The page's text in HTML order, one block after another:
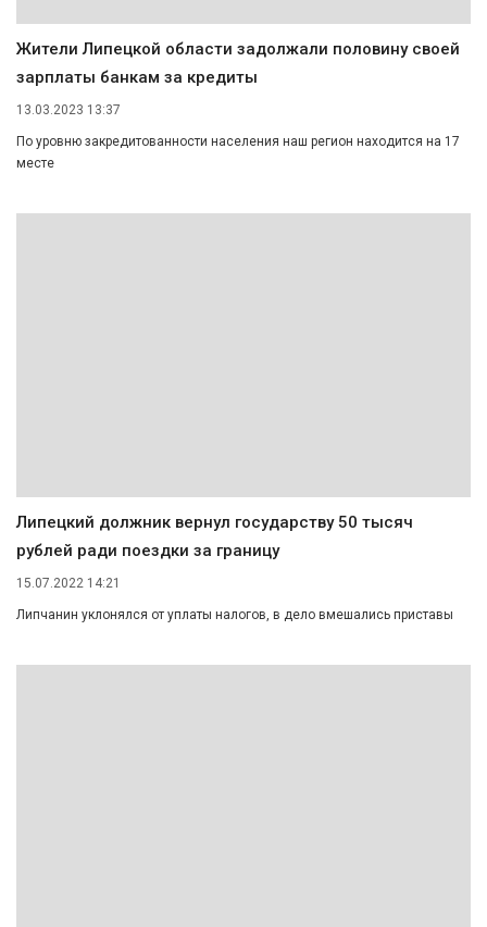
Жители Липецкой области задолжали половину своей
зарплаты банкам за кредиты
13.03.2023 13:37
По уровню закредитованности населения наш регион находится на 17
месте
Липецкий должник вернул государству 50 тысяч
рублей ради поездки за границу
15.07.2022 14:21
Липчанин уклонялся от уплаты налогов, в дело вмешались приставы